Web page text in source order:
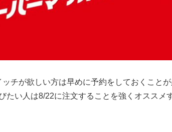
チが欲しい方は早めに予約をしておくことが
たい人は8/22に注文することを強くオススメ